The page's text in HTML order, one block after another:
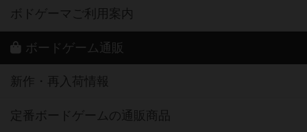
ボドゲーマご利用案内
ボードゲーム通販
新作・再入荷情報
定番ボードゲームの通販商品